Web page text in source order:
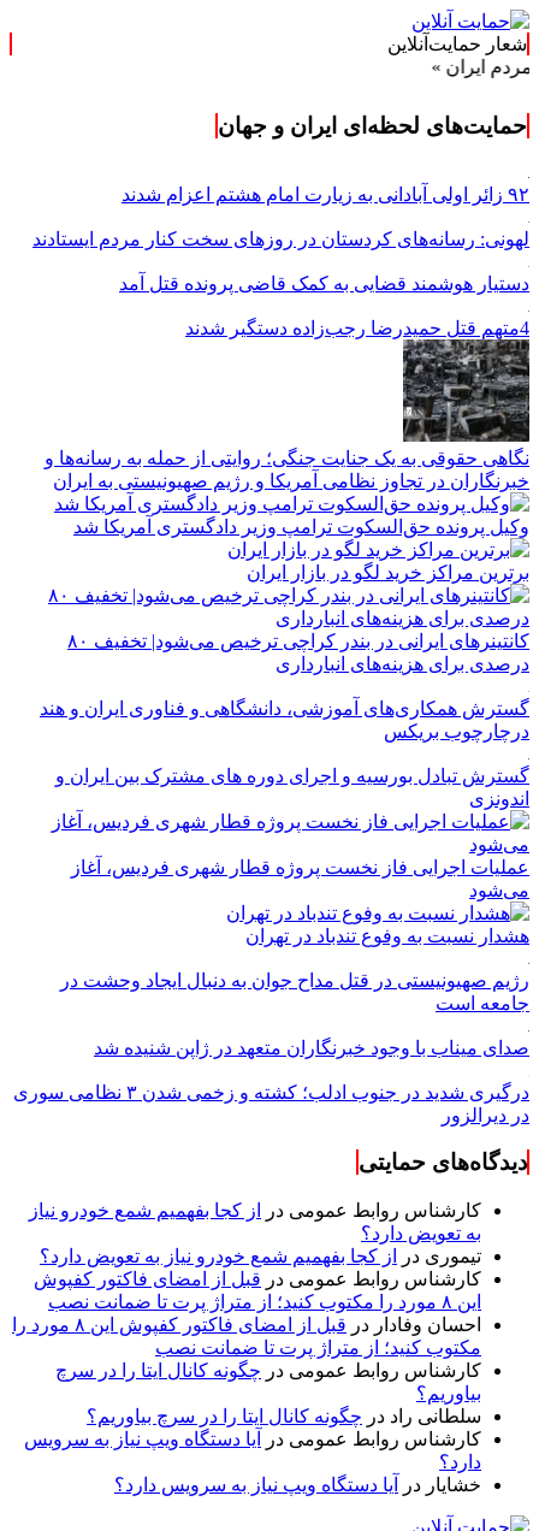
شعار حمایت‌آنلاین
»
حمایت‌های لحظه‌ای ایران و جهان
۹۲ زائر اولی آبادانی به زیارت امام هشتم اعزام شدند
لهونی: رسانه‌های کردستان در روزهای سخت کنار مردم ایستادند
دستیار هوشمند قضایی به کمک قاضی پرونده قتل آمد
4متهم قتل حمیدرضا رجب‌زاده دستگیر شدند
نگاهی حقوقی به یک جنایت جنگی؛ روایتی از حمله به رسانه‌ها و
خبرنگاران در تجاوز نظامی آمریکا و رژیم صهیونیستی به ایران
وکیل پرونده حق‌السکوت ترامپ وزیر دادگستری آمریکا شد
برترین مراکز خرید لگو در بازار ایران
کانتینرهای ایرانی در بندر کراچی ترخیص می‌شود| تخفیف ۸۰
درصدی برای هزینه‌های انبارداری
گسترش همکاری‌های آموزشی، دانشگاهی و فناوری ایران و هند
درچارچوب بریکس
گسترش تبادل بورسیه و اجرای دوره های مشترک بین ایران و
اندونزی
عملیات اجرایی فاز نخست پروژه قطار شهری فردیس، آغاز
می‌شود
هشدار نسبت به وفوع تندباد در تهران
رژیم صهیونیستی در قتل مداح جوان به دنبال ایجاد وحشت در
جامعه است
صدای میناب با وجود خبرنگاران متعهد در ژاپن شنیده شد
درگیری شدید در جنوب ادلب؛ کشته و زخمی شدن ۳ نظامی سوری
در دیرالزور
دیدگاه‌های حمایتی
کارشناس روابط عمومی در
از کجا بفهمیم شمع خودرو نیاز
به تعویض دارد؟
تیموری در
از کجا بفهمیم شمع خودرو نیاز به تعویض دارد؟
کارشناس روابط عمومی در قبل از امضای فاکتور کفپوش
این ۸ مورد را مکتوب کنید؛ از متراژ پرت تا ضمانت نصب
احسان وفادار در
قبل از امضای فاکتور کفپوش این ۸ مورد را
مکتوب کنید؛ از متراژ پرت تا ضمانت نصب
کارشناس روابط عمومی در چگونه کانال ایتا را در سرچ
بیاوریم؟
سلطانی راد در چگونه کانال ایتا را در سرچ بیاوریم؟
کارشناس روابط عمومی در
آیا دستگاه ویپ نیاز به سرویس
دارد؟
خشایار در آیا دستگاه ویپ نیاز به سرویس دارد؟